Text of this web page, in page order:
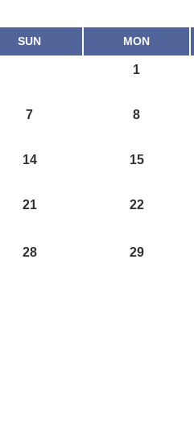
SUN MON
1
7 8
14 15
21 22
28 29